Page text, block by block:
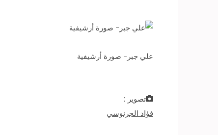
علي جبر- صورة أرشيفية
تصوير :
فؤاد الجرنوسي